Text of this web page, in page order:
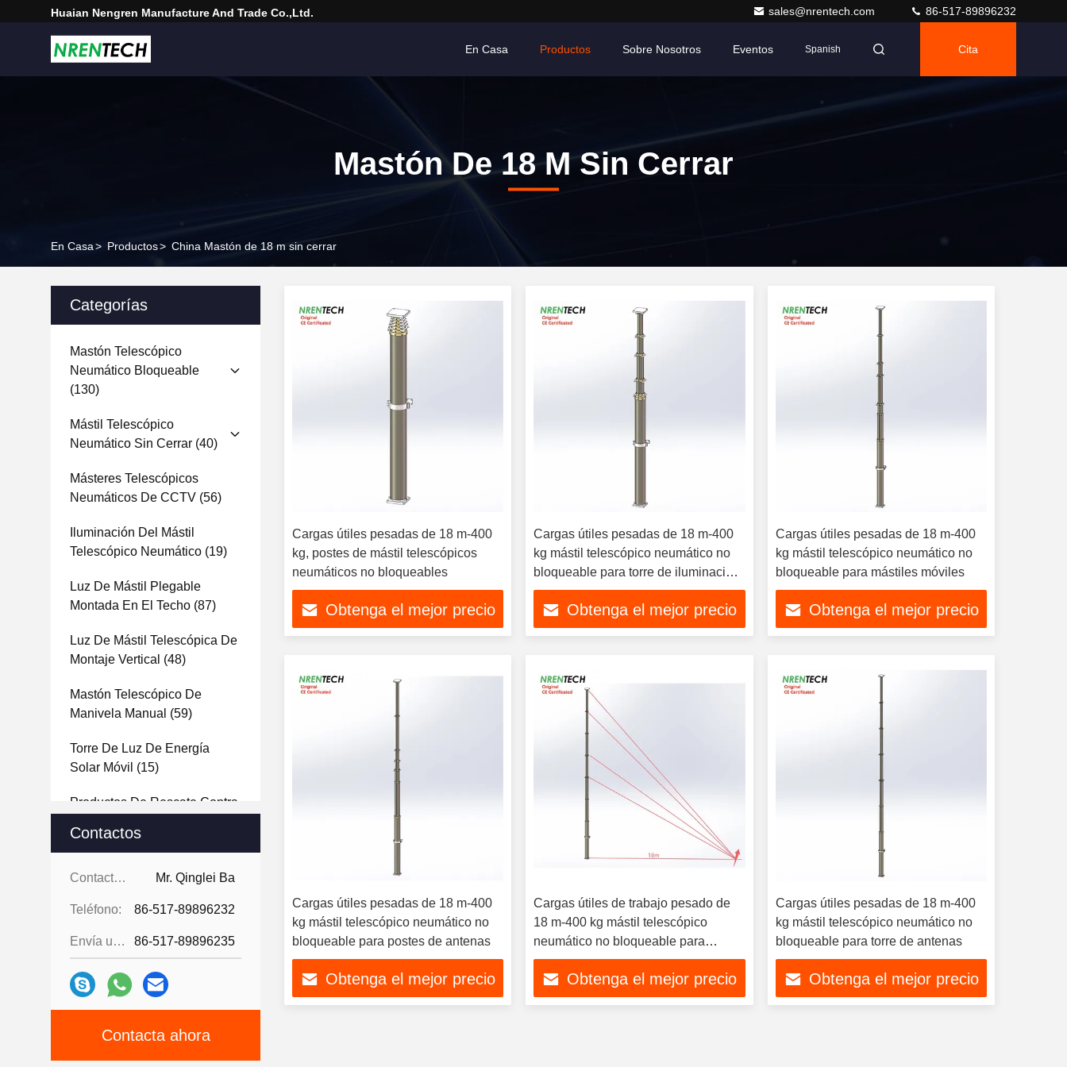
Huaian Nengren Manufacture And Trade Co.,Ltd. sales@nrentech.com 86-517-89896232
En Casa Productos Sobre Nosotros Eventos Spanish Cita
Mastón De 18 M Sin Cerrar
En Casa> Productos> China Mastón de 18 m sin cerrar
Categorías
Mastón Telescópico
Neumático Bloqueable
(130)
Mástil Telescópico
Neumático Sin Cerrar (40)
Másteres Telescópicos
Neumáticos De CCTV (56)
Iluminación Del Mástil
Telescópico Neumático (19)
Luz De Mástil Plegable
Montada En El Techo (87)
Luz De Mástil Telescópica De
Montaje Vertical (48)
Mastón Telescópico De
Manivela Manual (59)
Torre De Luz De Energía
Solar Móvil (15)
Productos De Rescate Contra
Torre De Luz De Trípode(4)
Trípode(1)
Mastón Neumático Cuádruple
Torre De Faro De Mástil
Contactos
Contactos: Mr. Qinglei Ba
Teléfono: 86-517-89896232
Envía un fax.: 86-517-89896235
Contacta ahora
Cargas útiles pesadas de 18 m-400
kg, postes de mástil telescópicos
neumáticos no bloqueables
Obtenga el mejor precio
Cargas útiles pesadas de 18 m-400
kg mástil telescópico neumático no
bloqueable para torre de iluminación
telescópica
Obtenga el mejor precio
Cargas útiles pesadas de 18 m-400
kg mástil telescópico neumático no
bloqueable para mástiles móviles
Obtenga el mejor precio
Cargas útiles pesadas de 18 m-400
kg mástil telescópico neumático no
bloqueable para postes de antenas
Obtenga el mejor precio
Cargas útiles de trabajo pesado de
18 m-400 kg mástil telescópico
neumático no bloqueable para
antena telescópica
Obtenga el mejor precio
Cargas útiles pesadas de 18 m-400
kg mástil telescópico neumático no
bloqueable para torre de antenas
Obtenga el mejor precio